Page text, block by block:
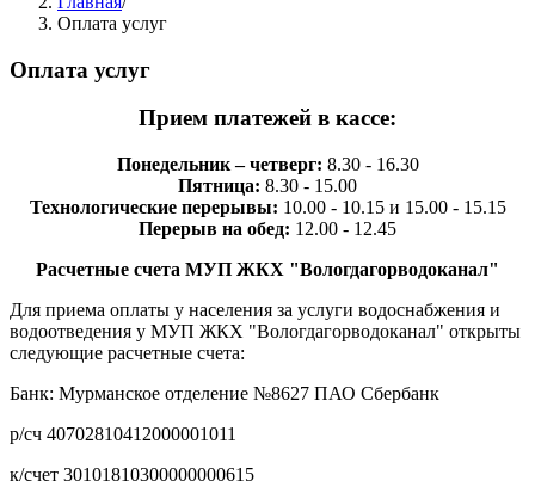
Оплата услуг
Оплата услуг
Прием платежей в кассе:
Понедельник – четверг: 8.30 - 16.30
Пятница: 8.30 - 15.00
Технологические перерывы: 10.00 - 10.15 и 15.00 - 15.15
Перерыв на обед: 12.00 - 12.45
Расчетные счета МУП ЖКХ "Вологдагорводоканал"
Для приема оплаты у населения за услуги водоснабжения и
водоотведения у МУП ЖКХ "Вологдагорводоканал" открыты
следующие расчетные счета:
Банк: Мурманское отделение №8627 ПАО Сбербанк
р/сч 40702810412000001011
к/счет 30101810300000000615